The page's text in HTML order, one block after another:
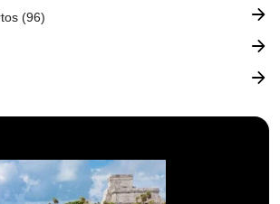
(96) arrow_forward
arrow_forward
arrow_forward